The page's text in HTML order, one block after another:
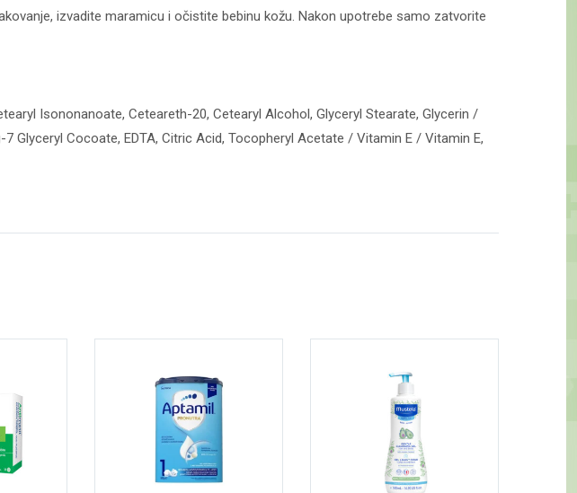
izvadite maramicu i očistite bebinu kožu. Nakon upotrebe samo zatvorite
Isononanoate, Ceteareth-20, Cetearyl Alcohol, Glyceryl Stearate, Glycerin /
Glyceryl Cocoate, EDTA, Citric Acid, Tocopheryl Acetate / Vitamin E / Vitamin E,